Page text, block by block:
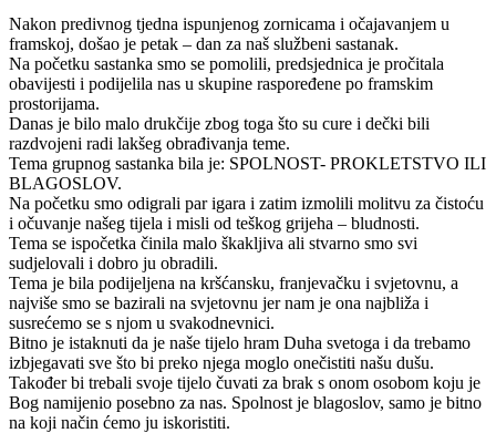
Nakon predivnog tjedna ispunjenog zornicama i očajavanjem u
framskoj, došao je petak – dan za naš službeni sastanak.
Na početku sastanka smo se pomolili, predsjednica je pročitala
obavijesti i podijelila nas u skupine raspoređene po framskim
prostorijama.
Danas je bilo malo drukčije zbog toga što su cure i dečki bili
razdvojeni radi lakšeg obrađivanja teme.
Tema grupnog sastanka bila je: SPOLNOST- PROKLETSTVO ILI
BLAGOSLOV.
Na početku smo odigrali par igara i zatim izmolili molitvu za čistoću
i očuvanje našeg tijela i misli od teškog grijeha – bludnosti.
Tema se ispočetka činila malo škakljiva ali stvarno smo svi
sudjelovali i dobro ju obradili.
Tema je bila podijeljena na kršćansku, franjevačku i svjetovnu, a
najviše smo se bazirali na svjetovnu jer nam je ona najbliža i
susrećemo se s njom u svakodnevnici.
Bitno je istaknuti da je naše tijelo hram Duha svetoga i da trebamo
izbjegavati sve što bi preko njega moglo onečistiti našu dušu.
Također bi trebali svoje tijelo čuvati za brak s onom osobom koju je
Bog namijenio posebno za nas. Spolnost je blagoslov, samo je bitno
na koji način ćemo ju iskoristiti.